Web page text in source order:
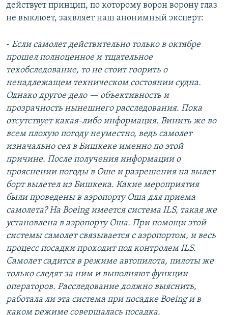
действует принцип, по которому ворон ворону глаз
не выклюет, заявляет наш анонимный эксперт:
- Если самолет действительно только в октябре
прошел полноценное и тщательное
техобследование, то не стоит гоорить о
ненадлежащем техническом состоянии судна.
Однако другое дело — объективность и
прозрачность нынешнего расследования. Пока
отсутствует какая-либо информация. Винить же во
всем плохую погоду неуместно, ведь самолет
изначально сел в Бишкеке именно по этой
причине. После получения информации о
прояснении погоды в Оше и разрешения на вылет
борт вылетел из Бишкека. Какие мероприятия
были проведены в аэропорту Оша для приема
самолета? На Boeing имеется система ILS, такая же
установлена в аэропорту Оша. При помощи этой
системы самолет связывается с аэропортом, и весь
процесс посадки проходит под контролем ILS.
Самолет садится в режиме автопилота, пилоты же
только следят за ним и выполняют функции
операторов. Расследование должно выяснить,
работала ли эта система при посадке Boeing и в
каком режиме совершалась посадка.